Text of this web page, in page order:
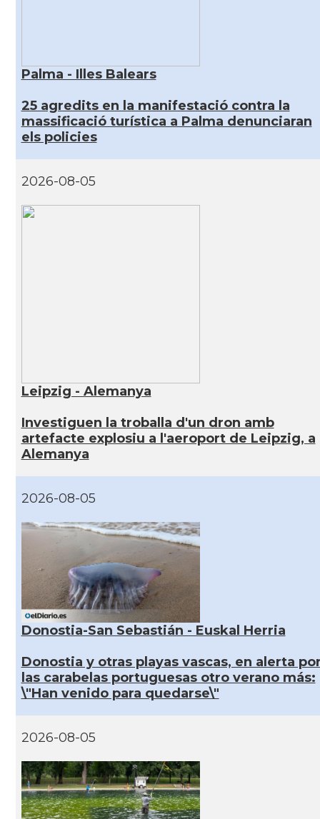
Palma - Illes Balears
25 agredits en la manifestació contra la
massificació turística a Palma denunciaran
els policies
2026-08-05
Leipzig - Alemanya
Investiguen la troballa d'un dron amb
artefacte explosiu a l'aeroport de Leipzig, a
Alemanya
2026-08-05
Donostia-San Sebastián - Euskal Herria
Donostia y otras playas vascas, en alerta
las carabelas portuguesas otro verano más:
\"Han venido para quedarse\"
2026-08-05